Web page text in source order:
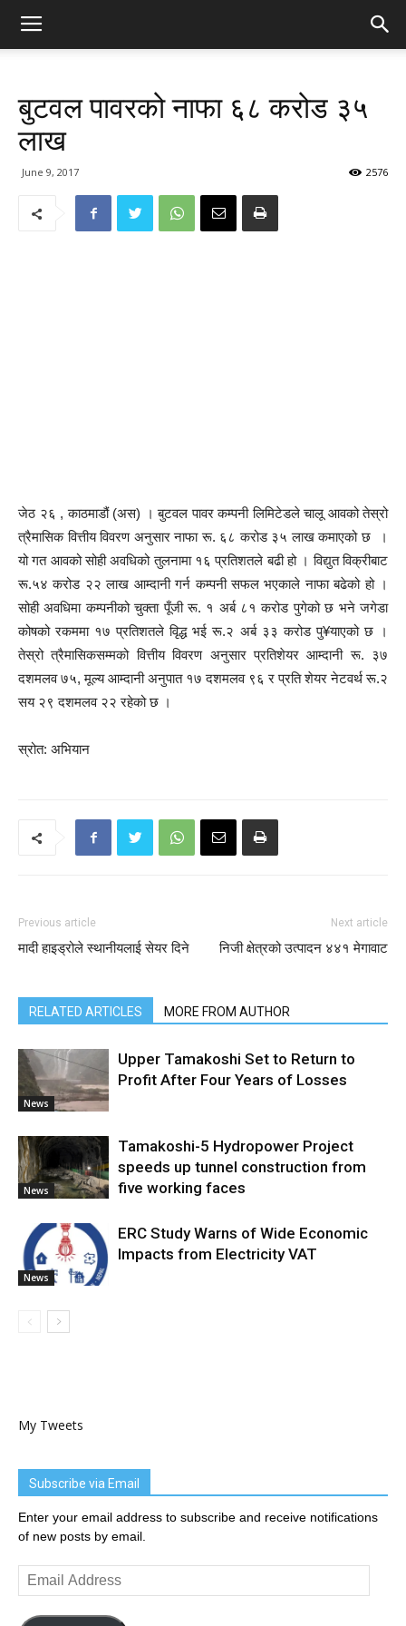
बुटवल पावरको नाफा ६८ करोड ३५
लाख
June 9, 2017 2576
जेठ २६ , काठमाडौं (अस) । बुटवल पावर कम्पनी लिमिटेडले चालू आवको तेस्रो
त्रैमासिक वित्तीय विवरण अनुसार नाफा रू. ६८ करोड ३५ लाख कमाएको छ ।
यो गत आवको सोही अवधिको तुलनामा १६ प्रतिशतले बढी हो । विद्युत विक्रीबाट
रू.५४ करोड २२ लाख आम्दानी गर्न कम्पनी सफल भएकाले नाफा बढेको हो ।
सोही अवधिमा कम्पनीको चुक्ता पूँजी रू. १ अर्ब ८१ करोड पुगेको छ भने जगेडा
कोषको रकममा १७ प्रतिशतले वृिद्ध भई रू.२ अर्ब ३३ करोड पु¥याएको छ ।
तेस्रो त्रैमासिकसम्मको वित्तीय विवरण अनुसार प्रतिशेयर आम्दानी रू. ३७
दशमलव ७५, मूल्य आम्दानी अनुपात १७ दशमलव ९६ र प्रति शेयर नेटवर्थ रू.२
सय २९ दशमलव २२ रहेको छ ।
स्रोत: अभियान
Previous article
मादी हाइड्रोले स्थानीयलाई सेयर दिने
Next article
निजी क्षेत्रको उत्पादन ४४१ मेगावाट
RELATED ARTICLES MORE FROM AUTHOR
News
Upper Tamakoshi Set to Return to
Profit After Four Years of Losses
News
Tamakoshi-5 Hydropower Project
speeds up tunnel construction from
five working faces
News
ERC Study Warns of Wide Economic
Impacts from Electricity VAT
My Tweets
Subscribe via Email
Enter your email address to subscribe and receive notifications
of new posts by email.
Email
Address